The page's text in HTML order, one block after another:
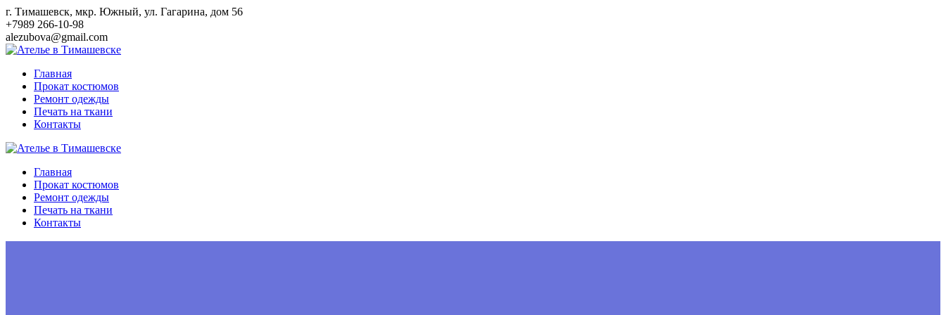
Перейти
к
контенту
г. Тимашевск, мкр. Южный, ул. Гагарина, дом 56
+7989 266-10-98
alezubova@gmail.com
Главная
Прокат костюмов
Ремонт одежды
Печать на ткани
Контакты
Главная
Прокат костюмов
Ремонт одежды
Печать на ткани
Контакты